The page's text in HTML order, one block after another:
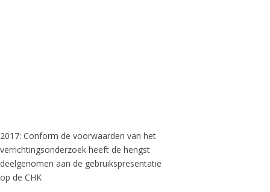
2017: Conform de voorwaarden van het
verrichtingsonderzoek heeft de hengst
deelgenomen aan de gebruikspresentatie
op de CHK